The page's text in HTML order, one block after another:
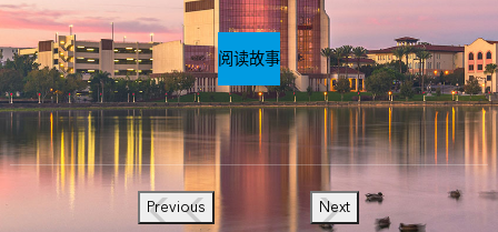
阅读故事
Previous Next